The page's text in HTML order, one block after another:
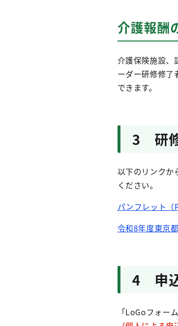
介護報酬
介護保険施設、
ーダー研修修了
できます。
3 研
以下のリンクか
ください。
パンフレット（
令和8年度東京
4 申
「LoGoフォー